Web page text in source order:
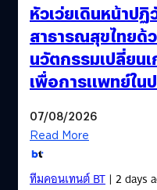
หัวเว่ยเดินหน้าป
สาธารณสุขไทยด้
นวัตกรรมเปลี่ยนเ
เพื่อการแพทย์ในป
07/08/2026
Read More
ทีมคอนเทนต์ BT| 2 days